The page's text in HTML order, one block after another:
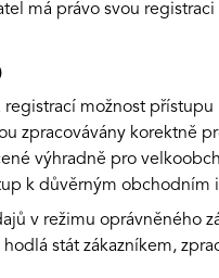
má právo svou
možnost
zpracovávány korektně
výhradně pro
k důvěrným obchodním
v režimu oprávněného
stát zákazníkem,